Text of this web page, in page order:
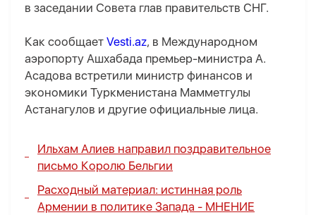
в заседании Совета глав правительств СНГ.
Как сообщает Vesti.az, в Международном
аэропорту Ашхабада премьер-министра А.
Асадова встретили министр финансов и
экономики Туркменистана Мамметгулы
Астанагулов и другие официальные лица.
Ильхам Алиев направил поздравительное
письмо Королю Бельгии
Расходный материал: истинная роль
Армении в политике Запада - МНЕНИЕ